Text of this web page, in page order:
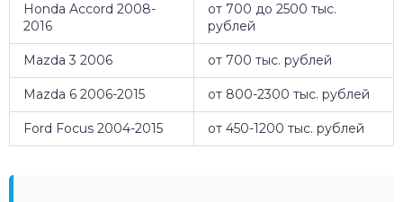
Honda Accord 2008-
2016
от 700 до 2500 тыс.
рублей
Mazda 3 2006 от 700 тыс. рублей
Mazda 6 2006-2015 от 800-2300 тыс. рублей
Ford Focus 2004-2015 от 450-1200 тыс. рублей